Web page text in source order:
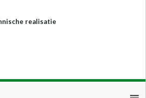
realisatie